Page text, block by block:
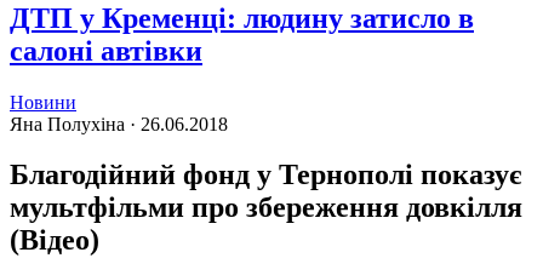
ДТП у Кременці: людину затисло в
салоні автівки
Новини
Яна Полухіна · 26.06.2018
Благодійний фонд у Тернополі показує
мультфільми про збереження довкілля
(Відео)